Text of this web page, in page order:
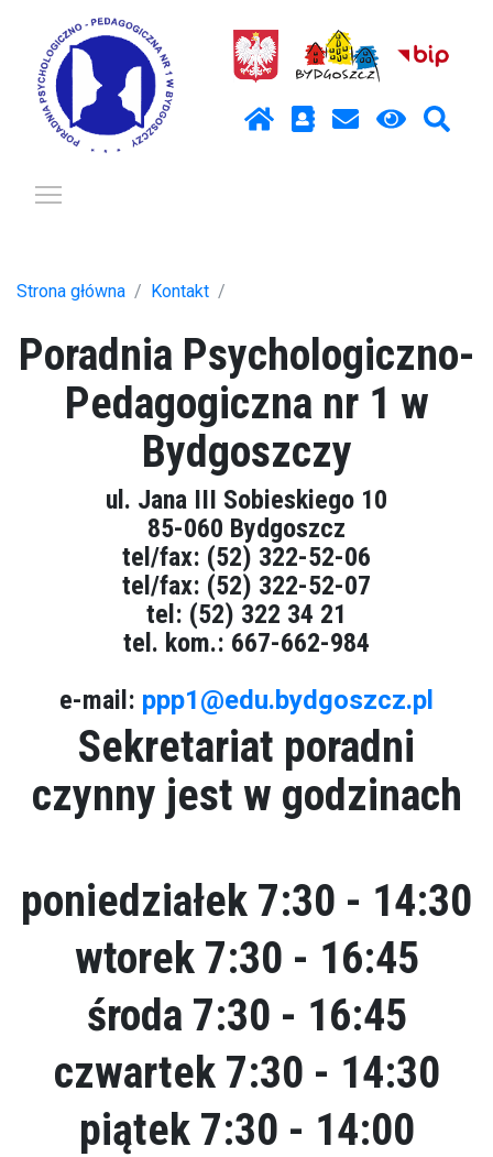
Strona główna Kontakt
Poradnia Psychologiczno-
Pedagogiczna nr 1 w
Bydgoszczy
ul. Jana III Sobieskiego 10
85-060 Bydgoszcz
tel/fax: (52) 322-52-06
tel/fax: (52) 322-52-07
tel: (52) 322 34 21
tel. kom.: 667-662-984
e-mail: ppp1@edu.bydgoszcz.pl
Sekretariat poradni
czynny jest w godzinach
poniedziałek 7:30 - 14:30
wtorek 7:30 - 16:45
środa 7:30 - 16:45
czwartek 7:30 - 14:30
piątek 7:30 - 14:00